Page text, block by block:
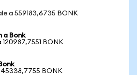
a 559183,6735 BONK
a Bonk
120987,7551 BONK
45338,7755 BONK